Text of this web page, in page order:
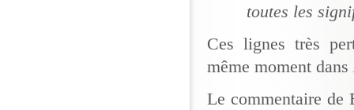
toutes les
Ces lignes très
même moment dans
Le commentaire de